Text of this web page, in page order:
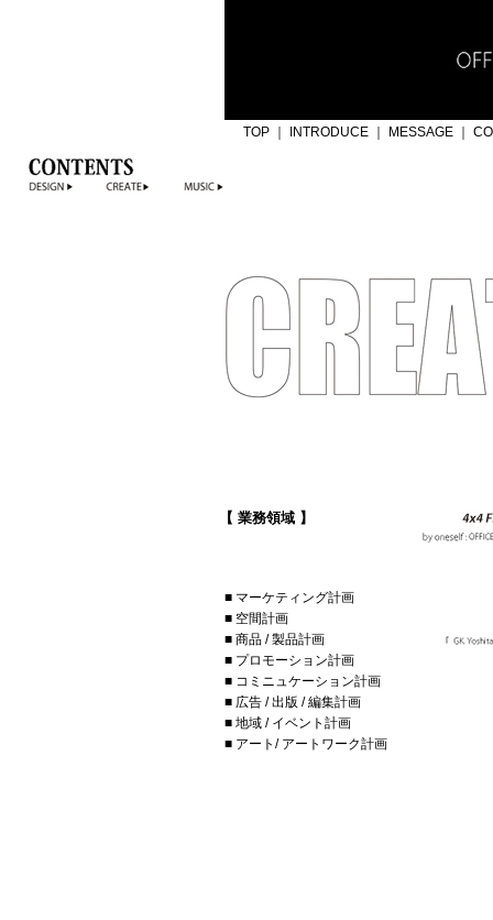
TOP INTRODUCE MESSAGE
【 業務領域 】
■ マーケティング計画
■ 空間計画
■ 商品 / 製品計画
■ プロモーション計画
■ コミニュケーション計画
■ 広告 / 出版 / 編集計画
■ 地域 / イベント計画
■ アート/ アートワーク計画